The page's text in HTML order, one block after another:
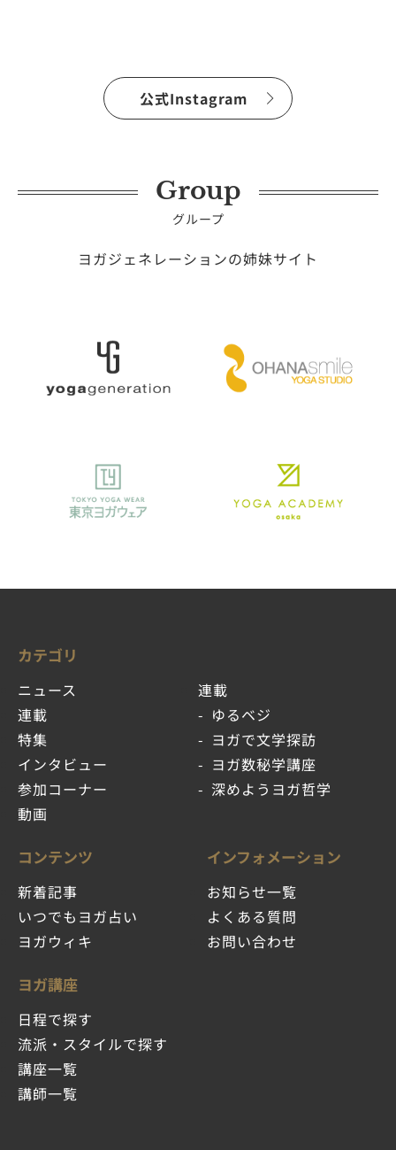
公式Instagram
Group
グループ
ヨガジェネレーションの姉妹サイト
カテゴリ
ニュース
連載
特集
インタビュー
参加コーナー
動画
連載
ゆるベジ
ヨガで文学探訪
ヨガ数秘学講座
深めようヨガ哲学
コンテンツ
新着記事
いつでもヨガ占い
ヨガウィキ
ヨガ講座
日程で探す
流派・スタイルで探す
講座一覧
講師一覧
インフォメーション
お知らせ一覧
よくある質問
お問い合わせ